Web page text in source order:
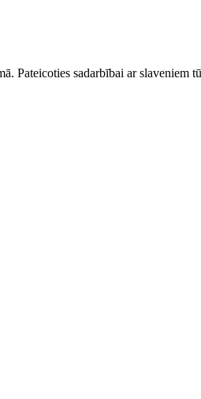
sadarbībai ar slaveniem